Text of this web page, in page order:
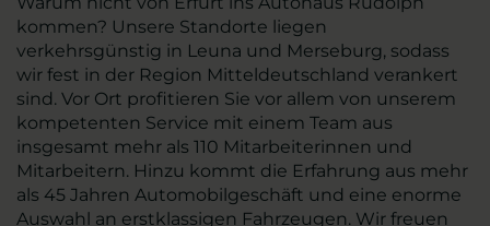
kommen? Unsere Standorte liegen
verkehrsgünstig in Leuna und Merseburg, sodass
wir fest in der Region Mitteldeutschland verankert
sind. Vor Ort profitieren Sie vor allem von unserem
kompetenten Service mit einem Team aus
insgesamt mehr als 110 Mitarbeiterinnen und
Mitarbeitern. Hinzu kommt die Erfahrung aus mehr
als 45 Jahren Automobilgeschäft und eine enorme
Auswahl an erstklassigen Fahrzeugen. Wir freuen